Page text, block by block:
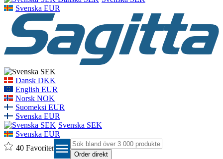
Svenska EUR
Dansk DKK
English EUR
Norsk NOK
Suomeksi EUR
Svenska EUR
Svenska SEK
Svenska EUR
40 Favoriter menu